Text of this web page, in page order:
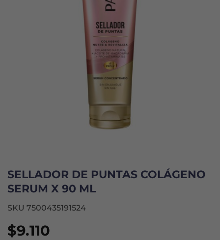
SELLADOR DE PUNTAS COLÁGENO
SERUM X 90 ML
SKU 7500435191524
$9.110